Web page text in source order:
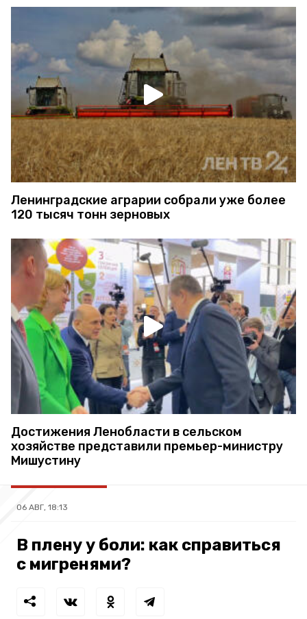
Ленинградские аграрии собрали уже более
120 тысяч тонн зерновых
Достижения Ленобласти в сельском
хозяйстве представили премьер-министру
Мишустину
06 АВГ, 18:13
В плену у боли: как справиться
с мигренями?